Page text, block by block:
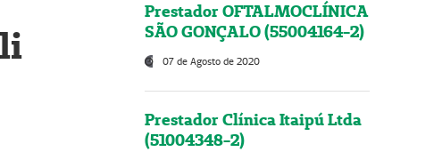
Prestador OFTALMOCLÍNICA
SÃO GONÇALO (55004164-2)
07 de Agosto de 2020
Prestador Clínica Itaipú Ltda
(51004348-2)